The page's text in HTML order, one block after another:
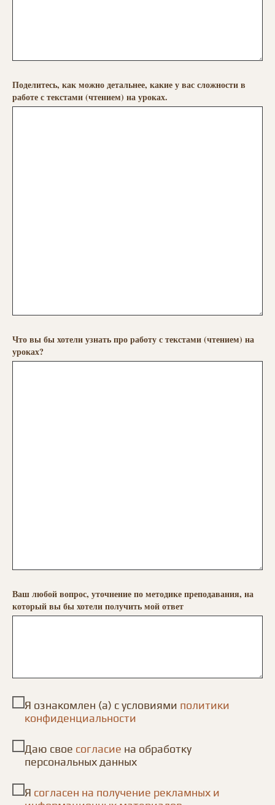
Поделитесь, как можно детальнее, какие у вас сложности в
работе с текстами (чтением) на уроках.
Что вы бы хотели узнать про работу с текстами (чтением) на
уроках?
Ваш любой вопрос, уточнение по методике преподавания, на
который вы бы хотели получить мой ответ
Я ознакомлен (а) с условиями политики
конфиденциальности
Даю свое согласие на обработку
персональных данных
Я согласен на получение рекламных и